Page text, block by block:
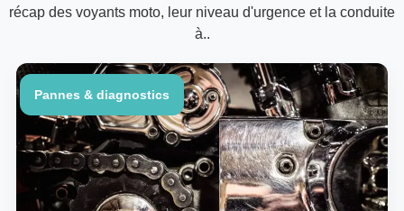
récap des voyants moto, leur niveau d'urgence et la conduite
à..
Pannes & diagnostics